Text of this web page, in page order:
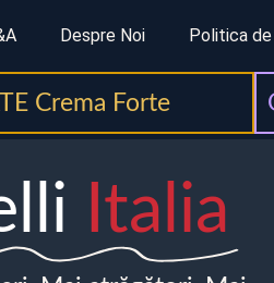
Despre Noi Politica
Crema Forte
Italia